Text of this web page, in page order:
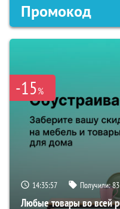
Промокод
-15%
14:35:56 Получили:83
Любые товары во всей